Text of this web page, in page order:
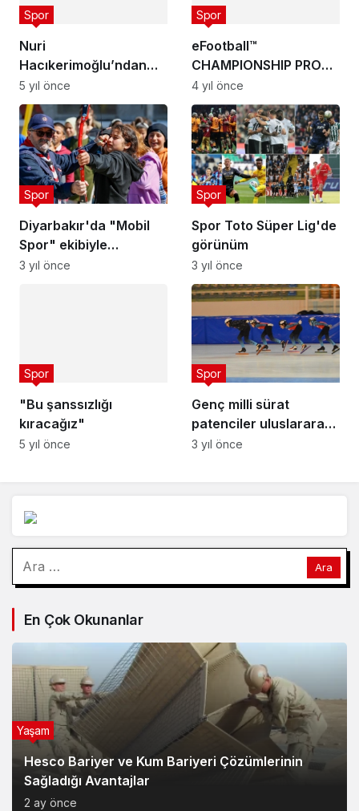
geçmiş olsun mesajı
5 yıl önce
eFootball™
CHAMPIONSHIP PRO
2022’YE KATILACAK 8
KULÜP AÇIKLANDI
Spor
4 yıl önce
Diyarbakır'da "Mobil
Spor" ekibiyle
kırsaldaki çocuklar
Spor
3 yıl önce
Spor Toto Süper Lig'de
görünüm
Spor
3 yıl önce
"Bu şanssızlığı
kıracağız"
Spor
5 yıl önce
Genç milli sürat
patenciler uluslararası
başarı için ter döküyor
Spor
3 yıl önce
En Çok Okunanlar
Hesco Bariyer ve Kum Bariyeri Çözümlerinin
Sağladığı Avantajlar
2 ay önce
Yaşam